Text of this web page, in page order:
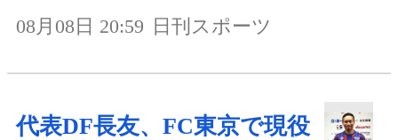
08月08日 20:59 日刊スポーツ
代表DF長友、FC東京で現役